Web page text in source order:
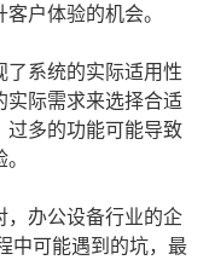
户体验的机会。
系统的实际适用性
实际需求来选择合适
过多的功能可能导致
，办公设备行业的企
中可能遇到的坑，最